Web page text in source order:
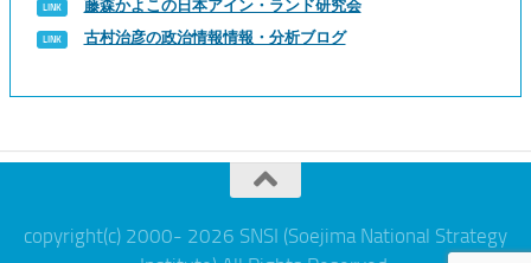
藤森かよこの日本アイン・ランド研究会
古村治彦の政治情報情報・分析ブログ
copyright(c) 2000- 2026 SNSI (Soejima National Strategy